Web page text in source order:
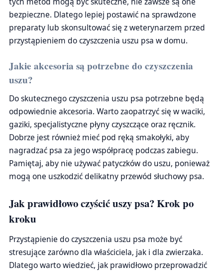
bezpieczne. Dlatego lepiej postawić na sprawdzone
preparaty lub skonsultować się z weterynarzem przed
przystąpieniem do czyszczenia uszu psa w domu.
Jakie akcesoria są potrzebne do czyszczenia
uszu?
Do skutecznego czyszczenia uszu psa potrzebne będą
odpowiednie akcesoria. Warto zaopatrzyć się w waciki,
gaziki, specjalistyczne płyny czyszczące oraz ręcznik.
Dobrze jest również mieć pod ręką smakołyki, aby
nagradzać psa za jego współpracę podczas zabiegu.
Pamiętaj, aby nie używać patyczków do uszu, ponieważ
mogą one uszkodzić delikatny przewód słuchowy psa.
Jak prawidłowo czyścić uszy psa? Krok po
kroku
Przystąpienie do czyszczenia uszu psa może być
stresujące zarówno dla właściciela, jak i dla zwierzaka.
Dlatego warto wiedzieć, jak prawidłowo przeprowadzić